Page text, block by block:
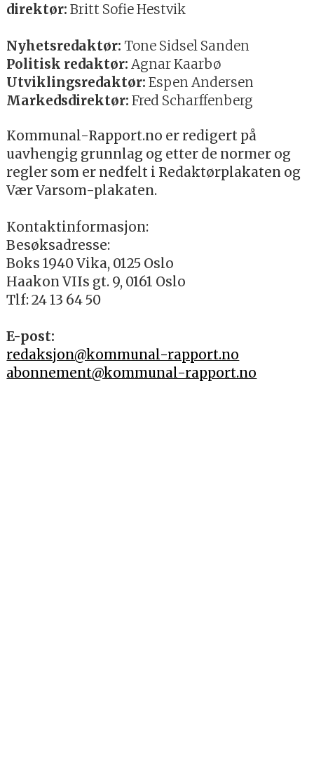
direktør: Britt Sofie Hestvik
Nyhetsredaktør: Tone Sidsel Sanden
Politisk redaktør: Agnar Kaarbø
Utviklingsredaktør: Espen Andersen
Markedsdirektør: Fred Scharffenberg
Kommunal-Rapport.no er redigert på
uavhengig grunnlag og etter de normer og
regler som er nedfelt i Redaktørplakaten og
Vær Varsom-plakaten.
Kontaktinformasjon:
Besøksadresse:
Boks 1940 Vika, 0125 Oslo
Haakon VIIs gt. 9, 0161 Oslo
Tlf: 24 13 64 50
E-post:
redaksjon@kommunal-rapport.no
abonnement@kommunal-rapport.no